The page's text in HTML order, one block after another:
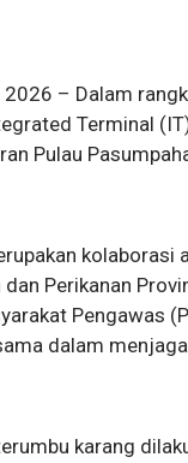
2026 – Dalam
Terminal
Pulau
kolaborasi
dan Perikanan
Pengawas
dalam
karang